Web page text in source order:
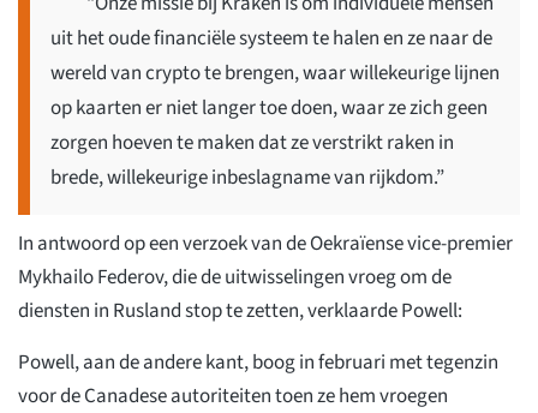
uit het oude financiële systeem te halen en ze naar de
wereld van crypto te brengen, waar willekeurige lijnen
op kaarten er niet langer toe doen, waar ze zich geen
zorgen hoeven te maken dat ze verstrikt raken in
brede, willekeurige inbeslagname van rijkdom.”
In antwoord op een verzoek van de Oekraïense vice-premier
Mykhailo Federov, die de uitwisselingen vroeg om de
diensten in Rusland stop te zetten, verklaarde Powell:
Powell, aan de andere kant, boog in februari met tegenzin
voor de Canadese autoriteiten toen ze hem vroegen